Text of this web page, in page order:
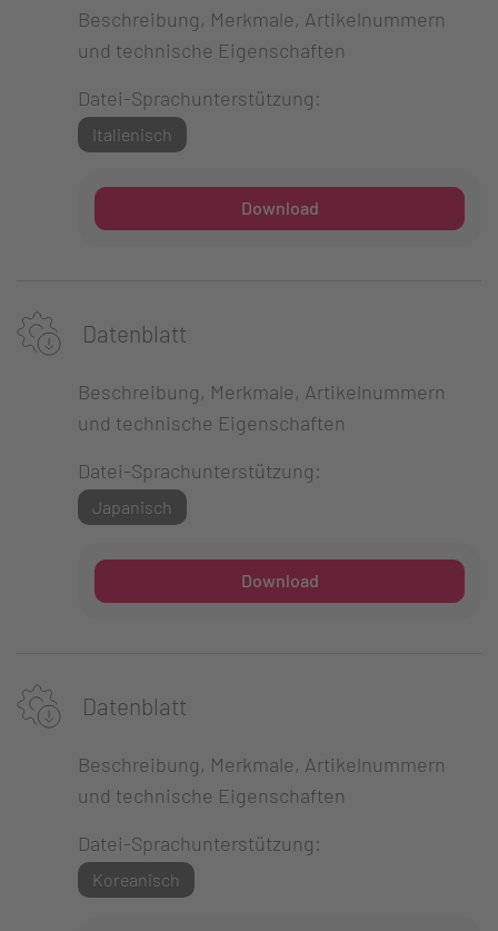
Beschreibung, Merkmale, Artikelnummern
und technische Eigenschaften
Datei-Sprachunterstützung:
Italienisch
Download
Datenblatt
Beschreibung, Merkmale, Artikelnummern
und technische Eigenschaften
Datei-Sprachunterstützung:
Japanisch
Download
Datenblatt
Beschreibung, Merkmale, Artikelnummern
und technische Eigenschaften
Datei-Sprachunterstützung:
Koreanisch